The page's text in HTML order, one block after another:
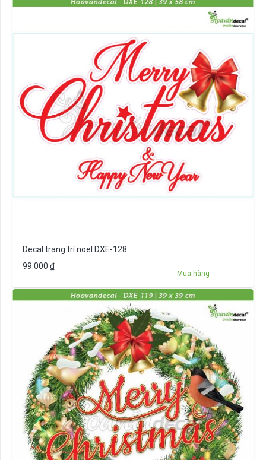
Decal trang trí noel DXE-128
99.000 ₫
Mua hàng